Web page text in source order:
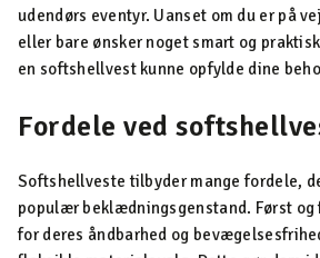
udendørs eventyr. Uanset om du er på
eller bare ønsker noget smart og
en softshellvest kunne opfylde dine
Fordele ved
Softshellveste tilbyder mange fordele,
populær beklædningsgenstand. Først og
for deres åndbarhed og